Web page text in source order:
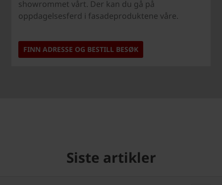
showrommet vårt. Der kan du gå på
oppdagelsesferd i fasadeproduktene våre.
FINN ADRESSE OG BESTILL BESØK
Siste artikler